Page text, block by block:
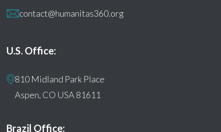
contact@humanitas360.org
U.S. Office:
810 Midland Park Place
Aspen, CO USA 81611
Brazil Office: